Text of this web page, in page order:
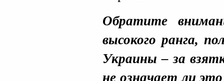
Обратите
высокого ранга,
Украины – за
не означает ли